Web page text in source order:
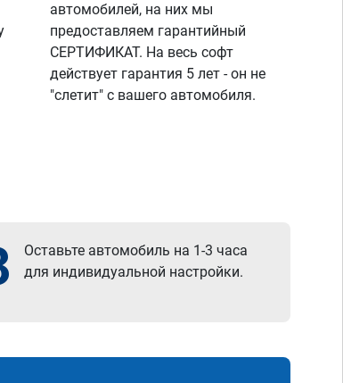
автомобилей, на них мы
предоставляем гарантийный
СЕРТИФИКАТ. На весь софт
действует гарантия 5 лет - он не
"слетит" с вашего автомобиля.
Оставьте автомобиль на 1-3 часа
для индивидуальной настройки.